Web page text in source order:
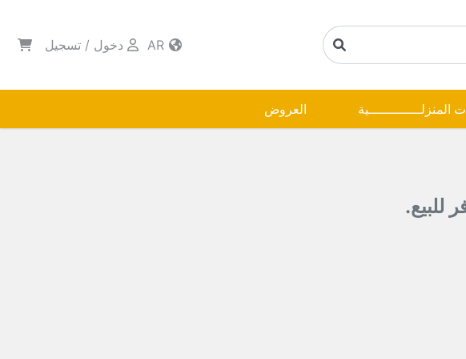
دخول / تسجيل
المنزلـــــــــــــية العروض
للبيع.